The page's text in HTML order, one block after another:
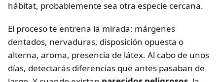
hábitat, probablemente sea otra especie cercana.
El proceso te entrena la mirada: márgenes
dentados, nervaduras, disposición opuesta o
alterna, aroma, presencia de látex. Al cabo de unos
días, detectarás diferencias que antes pasaban de